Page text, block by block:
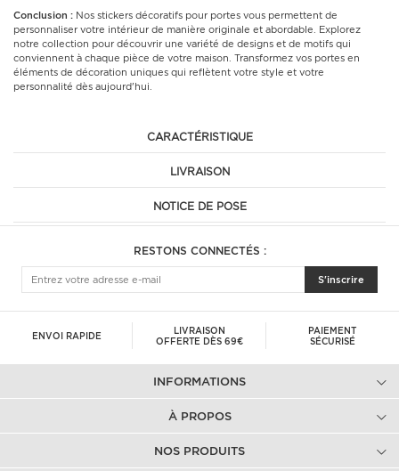
Conclusion : Nos stickers décoratifs pour portes vous permettent de
personnaliser votre intérieur de manière originale et abordable. Explorez
notre collection pour découvrir une variété de designs et de motifs qui
conviennent à chaque pièce de votre maison. Transformez vos portes en
éléments de décoration uniques qui reflètent votre style et votre
personnalité dès aujourd'hui.
CARACTÉRISTIQUE
LIVRAISON
NOTICE DE POSE
RESTONS CONNECTÉS :
S'inscrire
ENVOI RAPIDE
LIVRAISON
OFFERTE DÈS 69€
PAIEMENT
SÉCURISÉ
INFORMATIONS
À PROPOS
NOS PRODUITS